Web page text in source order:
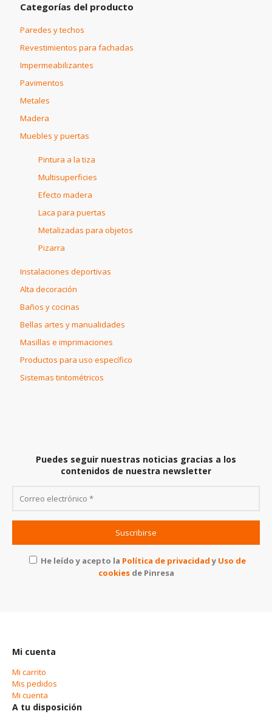
Categorías del producto
Paredes y techos
Revestimientos para fachadas
Impermeabilizantes
Pavimentos
Metales
Madera
Muebles y puertas
Pintura a la tiza
Multisuperficies
Efecto madera
Laca para puertas
Metalizadas para objetos
Pizarra
Instalaciones deportivas
Alta decoración
Baños y cocinas
Bellas artes y manualidades
Masillas e imprimaciones
Productos para uso específico
Sistemas tintométricos
Puedes seguir nuestras noticias gracias a los
contenidos de nuestra newsletter
He leído y acepto la Política de privacidady Uso de
cookiesde Pinresa
Mi cuenta
Mi carrito
Mis pedidos
Mi cuenta
A tu disposición